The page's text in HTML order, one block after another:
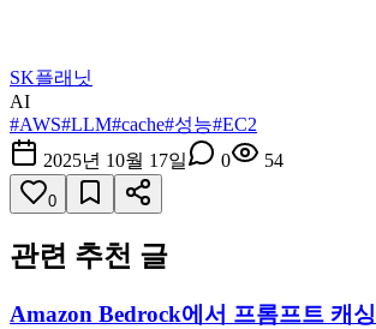
SK플래닛
AI
#AWS#LLM#cache#성능#EC2
2025년 10월 17일
0 54
0
관련 추천 글
Amazon Bedrock에서 프롬프트 캐